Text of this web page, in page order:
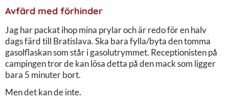
Avfärd med förhinder
Jag har packat ihop mina prylar och är redo för en halv
dags färd till Bratislava. Ska bara fylla/byta den tomma
gasolflaskan som står i gasolutrymmet. Receptionisten på
campingen tror de kan lösa detta på den mack som ligger
bara 5 minuter bort.
Men det kan de inte.